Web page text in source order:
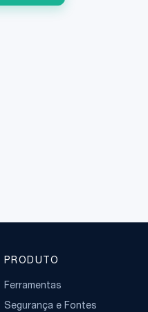
PRODUTO
Ferramentas
Segurança e Fontes